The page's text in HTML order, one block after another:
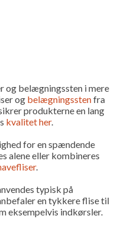
og belægningssten i mere
og belægningsstenfra
produkterne en lang
kvalitet her.
for en spændende
alene eller kombineres
.
typisk på
en tykkere flise til
eksempelvis indkørsler.